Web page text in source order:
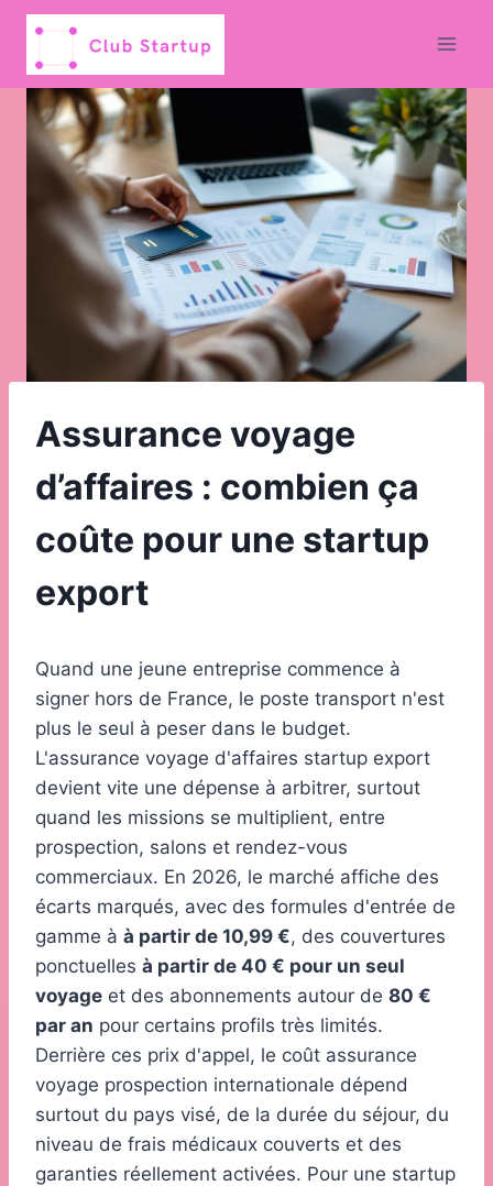
Aller
contenu
Assurance voyage
d’affaires : combien ça
coûte pour une startup
export
Quand une jeune entreprise commence à
signer hors de France, le poste transport n'est
plus le seul à peser dans le budget.
L'assurance voyage d'affaires startup export
devient vite une dépense à arbitrer, surtout
quand les missions se multiplient, entre
prospection, salons et rendez-vous
commerciaux. En 2026, le marché affiche des
écarts marqués, avec des formules d'entrée de
gamme à à partir de 10,99 €, des couvertures
ponctuelles à partir de 40 € pour un seul
voyage et des abonnements autour de 80 €
par an pour certains profils très limités.
Derrière ces prix d'appel, le coût assurance
voyage prospection internationale dépend
surtout du pays visé, de la durée du séjour, du
niveau de frais médicaux couverts et des
garanties réellement activées. Pour une startup